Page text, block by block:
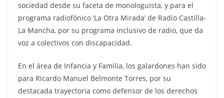
sociedad desde su faceta de monologuista, y para el
programa radiofónico ‘La Otra Mirada’ de Radio Castilla-
La Mancha, por su programa inclusivo de radio, que da
voz a colectivos con discapacidad.
En el área de Infancia y Familia, los galardones han sido
para Ricardo Manuel Belmonte Torres, por su
destacada trayectoria como defensor de los derechos